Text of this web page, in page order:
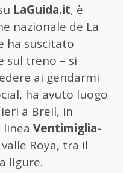
LaGuida.it, è
nazionale de La
ha suscitato
sul treno – si
ai gendarmi
ha avuto luogo
a Breil, in
Ventimiglia-
Roya, tra il
ligure.